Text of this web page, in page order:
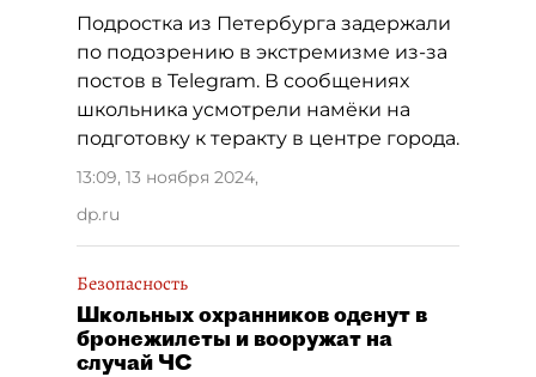
Подростка из Петербурга задержали
по подозрению в экстремизме из-за
постов в Telegram. В сообщениях
школьника усмотрели намёки на
подготовку к теракту в центре города.
13:09, 13 ноября 2024,
dp.ru
Безопасность
Школьных охранников оденут в
бронежилеты и вооружат на
случай ЧС